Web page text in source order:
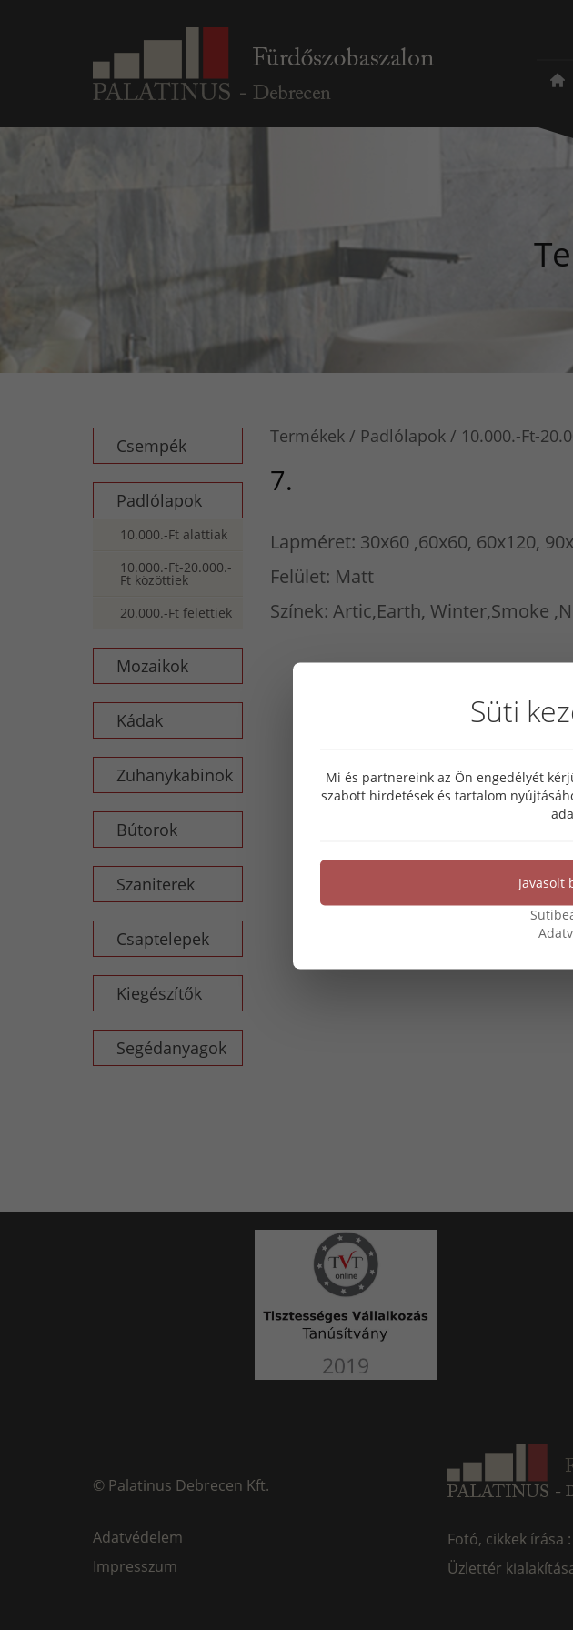
Csempék
Padlólapok
10.000.-Ft alattiak
10.000.-Ft-20.000.-
Ft közöttiek
20.000.-Ft felettiek
Mozaikok
Kádak
Zuhanykabinok
Bútorok
Szaniterek
Csaptelepek
Kiegészítők
Segédanyagok
Termékek Padlólapok 10.000.-Ft-
7.
Lapméret: 30x60 ,60x60, 60x120,
Felület: Matt
Színek: Artic,Earth, Winter,Smoke
© Palatinus Debrecen Kft.
Adatvédelem
Impresszum
Fotó, cikkek írása
Üzlettér
Süti
Mi és partnereink az Ön engedélyét
szabott hirdetések és tartalom
Javasolt